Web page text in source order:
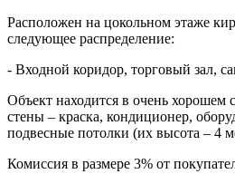
Расположен на цокольном этаже
следующее распределение:
- Входной коридор, торговый зал,
Объект находится в очень хорошем
стены – краска, кондиционер,
подвесные потолки (их высота – 4
Комиссия в размере 3% от